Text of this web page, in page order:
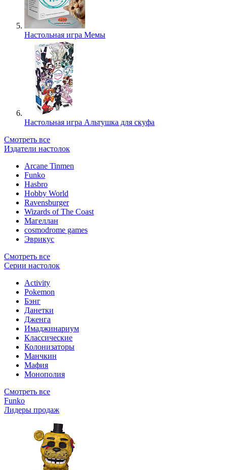
Настольная игра Мемы
Настольная игра Альтушка для скуфа
Смотреть все
Издатели настолок
Arcane Tinmen
Funko
Hasbro
Hobby World
Ravensburger
Wizards of The Coast
Магеллан
сosmodrome games
Эврикус
Смотреть все
Серии настолок
Activity
Pokemon
Бэнг
Данетки
Дженга
Имаджинариум
Классические
Колонизаторы
Манчкин
Мафия
Монополия
Смотреть все
Funko
Лидеры продаж